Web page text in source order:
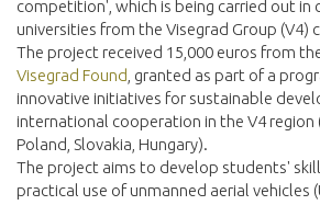
competition', which is being carried out
universities from the Visegrad Group (V4)
The project received 15,000 euros from
Visegrad Found , granted as part of a
innovative initiatives for sustainable
international cooperation in the V4 region
Poland, Slovakia, Hungary).
The project aims to develop students'
practical use of unmanned aerial vehicles